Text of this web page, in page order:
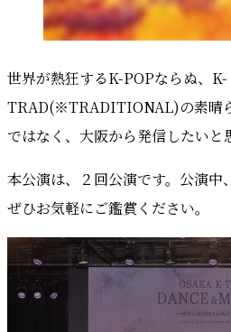
世界が熱狂するK-POPならぬ、K-
TRAD(※TRADITIONAL)の素晴
ではなく、大阪から発信したいと
本公演は、２回公演です。公演中
ぜひお気軽にご鑑賞ください。